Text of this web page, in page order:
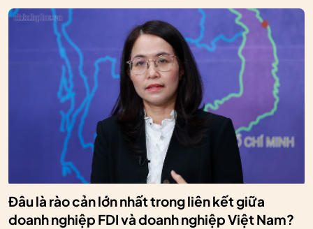
Đâu là rào cản lớn nhất trong liên kết giữa
doanh nghiệp FDI và doanh nghiệp Việt Nam?